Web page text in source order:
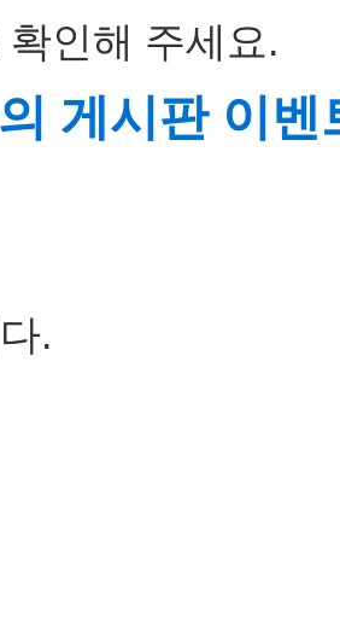
인해 주세요.
게시판 이벤
.